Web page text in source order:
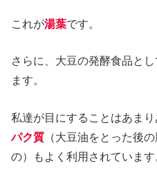
これが湯葉です。
さらに、大豆の発酵食品とし
ます。
私達が目にすることはあまり
パク質 （大豆油をとった後
の）もよく利用されています